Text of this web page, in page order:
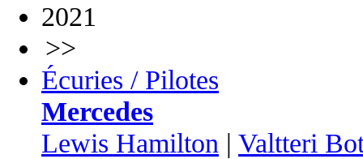
2021
>>
Écuries / Pilotes
Mercedes
Lewis Hamilton | Valtteri